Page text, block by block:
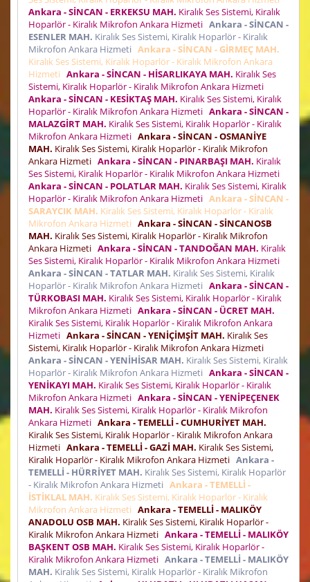
Ankara - SİNCAN - ERKEKSU MAH. Kiralık Ses Sistemi, Kiralık
Hoparlör - Kiralık Mikrofon Ankara Hizmeti Ankara - SİNCAN -
ESENLER MAH. Kiralık Ses Sistemi, Kiralık Hoparlör - Kiralık
Mikrofon Ankara Hizmeti Ankara - SİNCAN - GİRMEÇ MAH.
Kiralık Ses Sistemi, Kiralık Hoparlör - Kiralık Mikrofon Ankara
Hizmeti Ankara - SİNCAN - HİSARLIKAYA MAH. Kiralık Ses
Sistemi, Kiralık Hoparlör - Kiralık Mikrofon Ankara Hizmeti
Ankara - SİNCAN - KESİKTAŞ MAH. Kiralık Ses Sistemi, Kiralık
Hoparlör - Kiralık Mikrofon Ankara Hizmeti Ankara - SİNCAN -
MALAZGİRT MAH. Kiralık Ses Sistemi, Kiralık Hoparlör - Kiralık
Mikrofon Ankara Hizmeti Ankara - SİNCAN - OSMANİYE
MAH. Kiralık Ses Sistemi, Kiralık Hoparlör - Kiralık Mikrofon
Ankara Hizmeti Ankara - SİNCAN - PINARBAŞI MAH. Kiralık
Ses Sistemi, Kiralık Hoparlör - Kiralık Mikrofon Ankara Hizmeti
Ankara - SİNCAN - POLATLAR MAH. Kiralık Ses Sistemi, Kiralık
Hoparlör - Kiralık Mikrofon Ankara Hizmeti Ankara - SİNCAN -
SARAYCIK MAH. Kiralık Ses Sistemi, Kiralık Hoparlör - Kiralık
Mikrofon Ankara Hizmeti Ankara - SİNCAN - SİNCANOSB
MAH. Kiralık Ses Sistemi, Kiralık Hoparlör - Kiralık Mikrofon
Ankara Hizmeti Ankara - SİNCAN - TANDOĞAN MAH. Kiralık
Ses Sistemi, Kiralık Hoparlör - Kiralık Mikrofon Ankara Hizmeti
Ankara - SİNCAN - TATLAR MAH. Kiralık Ses Sistemi, Kiralık
Hoparlör - Kiralık Mikrofon Ankara Hizmeti Ankara - SİNCAN -
TÜRKOBASI MAH. Kiralık Ses Sistemi, Kiralık Hoparlör - Kiralık
Mikrofon Ankara Hizmeti Ankara - SİNCAN - ÜCRET MAH.
Kiralık Ses Sistemi, Kiralık Hoparlör - Kiralık Mikrofon Ankara
Hizmeti Ankara - SİNCAN - YENİÇİMŞİT MAH. Kiralık Ses
Sistemi, Kiralık Hoparlör - Kiralık Mikrofon Ankara Hizmeti
Ankara - SİNCAN - YENİHİSAR MAH. Kiralık Ses Sistemi, Kiralık
Hoparlör - Kiralık Mikrofon Ankara Hizmeti Ankara - SİNCAN -
YENİKAYI MAH. Kiralık Ses Sistemi, Kiralık Hoparlör - Kiralık
Mikrofon Ankara Hizmeti Ankara - SİNCAN - YENİPEÇENEK
MAH. Kiralık Ses Sistemi, Kiralık Hoparlör - Kiralık Mikrofon
Ankara Hizmeti Ankara - TEMELLİ - CUMHURİYET MAH.
Kiralık Ses Sistemi, Kiralık Hoparlör - Kiralık Mikrofon Ankara
Hizmeti Ankara - TEMELLİ - GAZİ MAH. Kiralık Ses Sistemi,
Kiralık Hoparlör - Kiralık Mikrofon Ankara Hizmeti Ankara -
TEMELLİ - HÜRRİYET MAH. Kiralık Ses Sistemi, Kiralık Hoparlör
- Kiralık Mikrofon Ankara Hizmeti Ankara - TEMELLİ -
İSTİKLAL MAH. Kiralık Ses Sistemi, Kiralık Hoparlör - Kiralık
Mikrofon Ankara Hizmeti Ankara - TEMELLİ - MALIKÖY
ANADOLU OSB MAH. Kiralık Ses Sistemi, Kiralık Hoparlör -
Kiralık Mikrofon Ankara Hizmeti Ankara - TEMELLİ - MALIKÖY
BAŞKENT OSB MAH. Kiralık Ses Sistemi, Kiralık Hoparlör -
Kiralık Mikrofon Ankara Hizmeti Ankara - TEMELLİ - MALIKÖY
MAH. Kiralık Ses Sistemi, Kiralık Hoparlör - Kiralık Mikrofon